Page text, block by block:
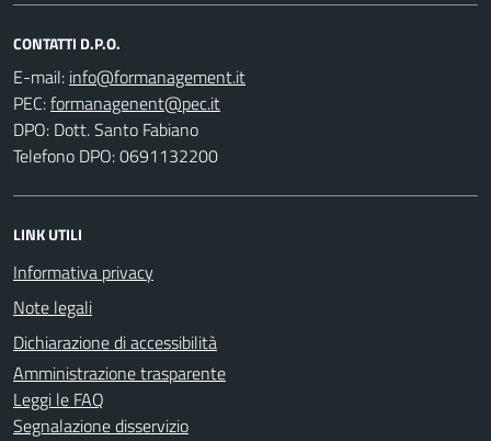
CONTATTI D.P.O.
E-mail:
PEC:
DPO: Dott. Santo Fabiano
Telefono DPO: 0691132200
LINK UTILI
Informativa privacy
Note legali
Dichiarazione di accessibilità
Amministrazione trasparente
Leggi le FAQ
Segnalazione disservizio